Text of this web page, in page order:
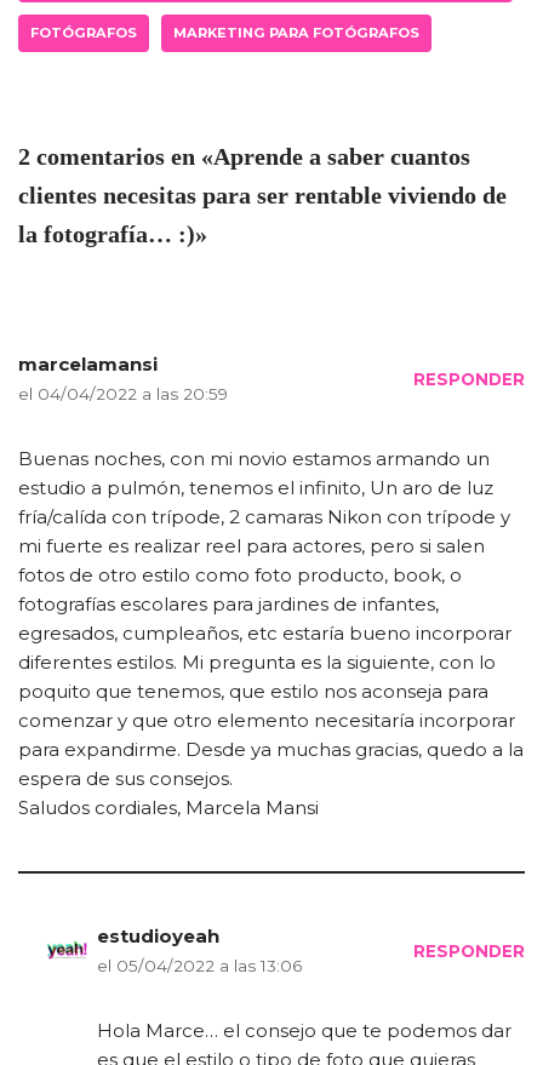
FOTÓGRAFOS MARKETING PARA FOTÓGRAFOS
2 comentarios en «Aprende a saber cuantos
clientes necesitas para ser rentable viviendo de
la fotografía… :)»
marcelamansi
el 04/04/2022 a las 20:59
RESPONDER
Buenas noches, con mi novio estamos armando un
estudio a pulmón, tenemos el infinito, Un aro de luz
fría/calída con trípode, 2 camaras Nikon con trípode y
mi fuerte es realizar reel para actores, pero si salen
fotos de otro estilo como foto producto, book, o
fotografías escolares para jardines de infantes,
egresados, cumpleaños, etc estaría bueno incorporar
diferentes estilos. Mi pregunta es la siguiente, con lo
poquito que tenemos, que estilo nos aconseja para
comenzar y que otro elemento necesitaría incorporar
para expandirme. Desde ya muchas gracias, quedo a la
espera de sus consejos.
Saludos cordiales, Marcela Mansi
estudioyeah
el 05/04/2022 a las 13:06
RESPONDER
Hola Marce… el consejo que te podemos dar
es que el estilo o tipo de foto que quieras